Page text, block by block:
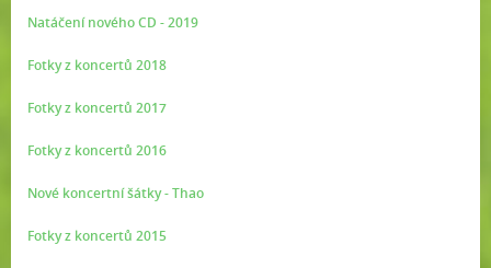
Natáčení nového CD - 2019
Fotky z koncertů 2018
Fotky z koncertů 2017
Fotky z koncertů 2016
Nové koncertní šátky - Thao
Fotky z koncertů 2015